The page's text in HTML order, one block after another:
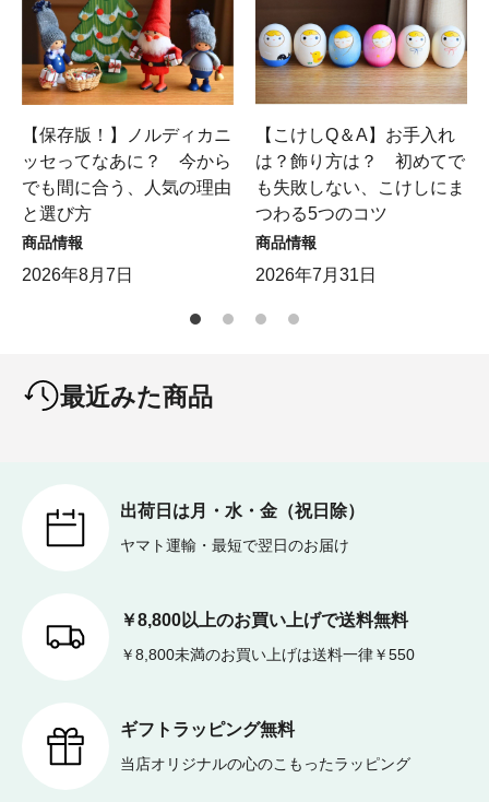
【保存版！】ノルディカニ
ッセってなあに？ 今から
でも間に合う、人気の理由
と選び方
商品情報
2026年8月7日
【こけしQ＆A】お手入れ
は？飾り方は？ 初めてで
も失敗しない、こけしにま
つわる5つのコツ
商品情報
2026年7月31日
最近みた商品
出荷日は月・水・金（祝日除）
ヤマト運輸・最短で翌日のお届け
￥8,800以上のお買い上げで送料無料
￥8,800未満のお買い上げは送料一律￥550
ギフトラッピング無料
当店オリジナルの心のこもったラッピング